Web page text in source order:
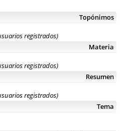
Topónimos
registrados)
Materia
registrados)
Resumen
registrados)
Tema